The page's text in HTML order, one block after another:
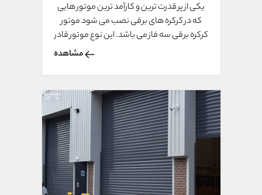
یکی از پر قدرت ترین و کارآمد ترین موتور هایی
که در کرکره های برقی نصب می شود موتور
کرکره برقی سه فاز می باشد. این نوع موتور قادر
است تا وزن های بسیار سنگین کرکره های برقی
یک تن و یا حتی بیش تر داشته باشند به راحتی
حرکت داده و جا به جا کند.
مشاهده